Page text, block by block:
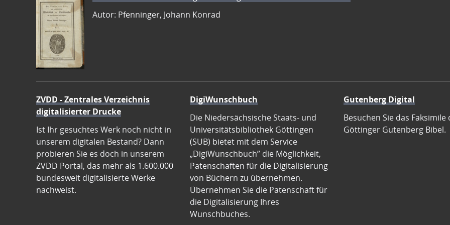
Autor: Pfenninger, Johann Konrad
ZVDD - Zentrales Verzeichnis
digitalisierter Drucke
Ist Ihr gesuchtes Werk noch nicht in
unserem digitalen Bestand? Dann
probieren Sie es doch in unserem
ZVDD Portal, das mehr als 1.600.000
bundesweit digitalisierte Werke
nachweist.
DigiWunschbuch
Die Niedersächsische Staats- und
Universitätsbibliothek Göttingen
(SUB) bietet mit dem Service
„DigiWunschbuch” die Möglichkeit,
Patenschaften für die Digitalisierung
von Büchern zu übernehmen.
Übernehmen Sie die Patenschaft für
die Digitalisierung Ihres
Wunschbuches.
Gutenberg Digital
Besuchen Sie das Faksimile
Göttinger Gutenberg Bibel.